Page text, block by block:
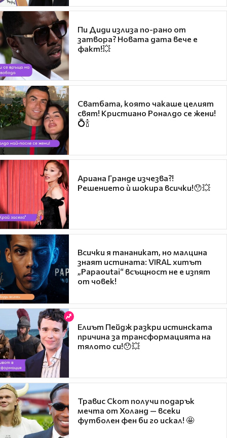
Пи Диди излиза по-рано от
затвора? Новата дата вече е
факт!💥
Сватбата, която чакаше целият
свят! Кристиано Роналдо се жени!
💍🍾
Ариана Гранде изчезва?!
Решението ѝ шокира всички!😯💥
Всички я тананикат, но малцина
знаят истината: VIRAL хитът
„Papaoutai“ всъщност не е изпят
от човек!
Елиът Пейдж разкри истинската
причина за трансформацията на
тялото си!😯💥
Травис Скот получи подарък
мечта от Холанд — всеки
футболен фен би го искал! 🤩